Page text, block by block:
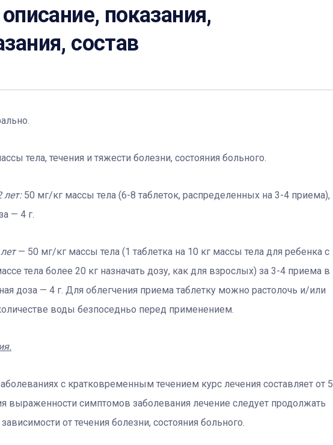
показания,
состав
тела, течения и тяжести болезни, состояния больного.
лет:50 мг/кг массы тела (6-8 таблеток, распределенных на 3-4 приема),
— 4 г.
— 50 мг/кг массы тела (1 таблетка на 10 кг массы тела для ребенка с
тела более 20 кг назначать дозу, как для взрослых) за 3-4 приема в
доза — 4 г. Для облегчения приема таблетку можно растолочь и/или
воды безпоседньо перед применением.
с кратковременным течением курс лечения составляет от 5
выраженности симптомов заболевания лечение следует продолжать
от течения болезни, состояния больного.